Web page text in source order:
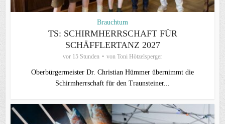
Brauchtum
TS: SCHIRMHERRSCHAFT FÜR
SCHÄFFLERTANZ 2027
vor 15 Stunden von Toni Hötzelsperger
Oberbürgermeister Dr. Christian Hümmer übernimmt die
Schirmherrschaft für den Traunsteiner...